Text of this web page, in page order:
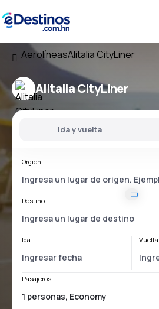
AerolíneasAlitalia CityLiner
Alitalia CityLiner
Ida y vuelta
Orgien
Destino
Ida Vuelta
Pasajeros